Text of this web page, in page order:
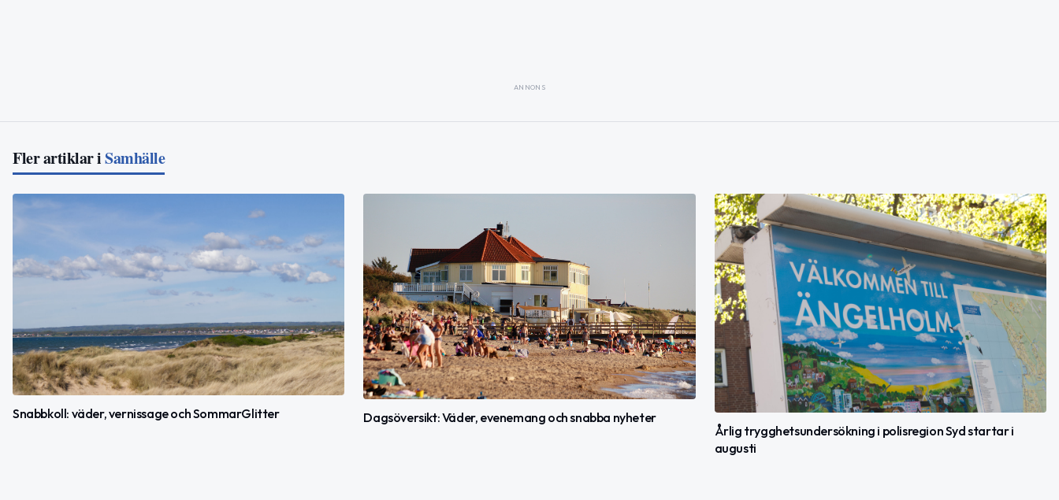
ANNONS
Fler artiklar iSamhälle
Snabbkoll: väder, vernissage och SommarGlitter
Dagsöversikt: Väder, evenemang och snabba nyheter
Årlig trygghetsundersökning i polisregion Syd startar i
augusti